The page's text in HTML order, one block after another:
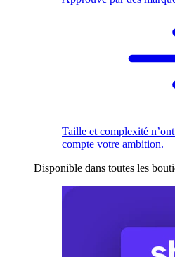
Taille et complexité
compte votre ambition.
Disponible dans toutes les